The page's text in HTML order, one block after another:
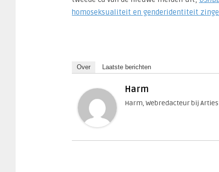
homoseksualiteit en genderidentiteit
Over Laatste berichten
Harm
Harm, Webredacteur bij